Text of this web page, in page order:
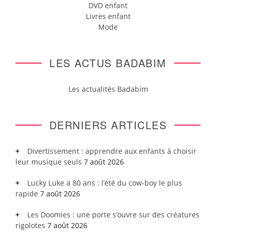
DVD enfant
Livres enfant
Mode
LES ACTUS BADABIM
Les actualités Badabim
DERNIERS ARTICLES
Divertissement : apprendre aux enfants à choisir
leur musique seuls 7 août 2026
Lucky Luke a 80 ans : l’été du cow-boy le plus
rapide 7 août 2026
Les Doomies : une porte s’ouvre sur des créatures
rigolotes 7 août 2026